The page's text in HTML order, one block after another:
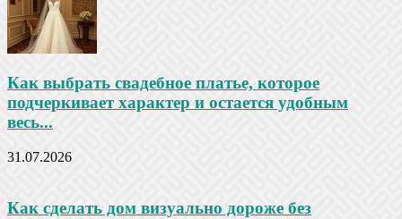
Как выбрать свадебное платье, которое
подчеркивает характер и остается удобным
весь...
31.07.2026
Как сделать дом визуально дороже без